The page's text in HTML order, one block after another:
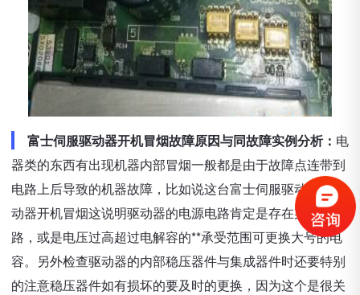
富士伺服驱动器开机冒烟故障原因与同故障实例分析： 电
器类的东西有出现机器内部冒烟一般都是由于故障点连带到
电路上后导致的机器故障，比如说这台富士伺服驱动器的驱
动器开机冒烟这说明驱动器的电源电路肯定是存在某处短
路，或是电压过高超过电解容的**承受范围可更换大号的电
容。另外检查驱动器的内部稳压器件与集成器件时还要特别
的注意稳压器件如有损坏的要及时的更换，因为这个是很关